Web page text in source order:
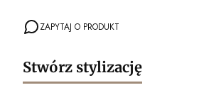
ZAPYTAJ O PRODUKT
Stwórz stylizację